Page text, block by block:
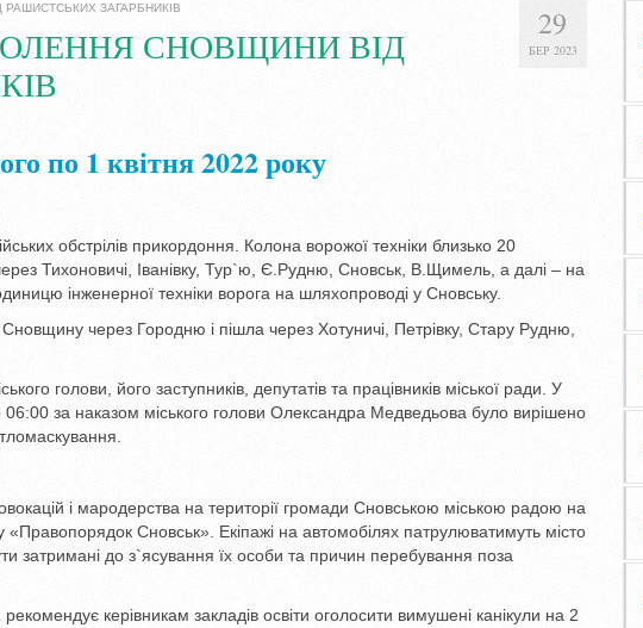
29
БЕР 2023
ЗАГАРБНИКІВ
СНОВЩИНИ ВІД
по 1 квітня 2022 року
обстрілів прикордоння. Колона ворожої техніки близько 20
Тихоновичі, Іванівку, Тур`ю, Є.Рудню, Сновськ, В.Щимель, а далі – на
інженерної техніки ворога на шляхопроводі у Сновську.
через Городню і пішла через Хотуничі, Петрівку, Стару Рудню,
голови, його заступників, депутатів та працівників міської ради. У
за наказом міського голови Олександра Медведьова було вирішено
і мародерства на території громади Сновською міською радою на
«Правопорядок Сновськ». Екіпажі на автомобілях патрулюватимуть місто
затримані до з`ясування їх особи та причин перебування поза
керівникам закладів освіти оголосити вимушені канікули на 2